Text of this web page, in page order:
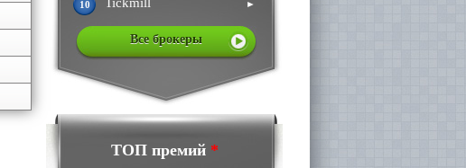
10 ►
Все брокеры
ТОП премий *